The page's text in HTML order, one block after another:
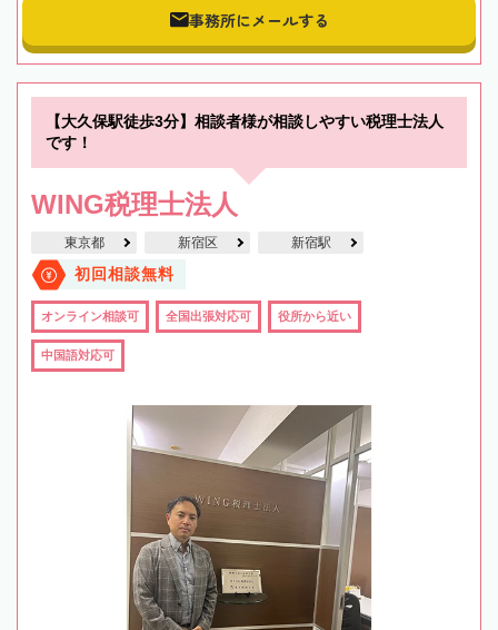
事務所にメールする
【大久保駅徒歩3分】相談者様が相談しやすい税理士法人
です！
WING税理士法人
東京都 新宿区 新宿駅
初回相談無料
オンライン相談可 全国出張対応可 役所から近い
中国語対応可